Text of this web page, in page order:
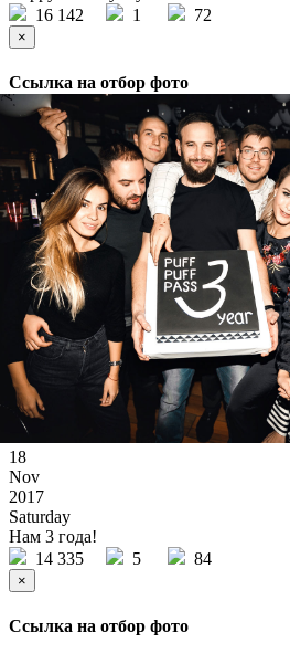
16 142
1 72
×
Ссылка на отбор фото
18
Nov
2017
Saturday
Нам 3 года!
14 335
5 84
×
Ссылка на отбор фото